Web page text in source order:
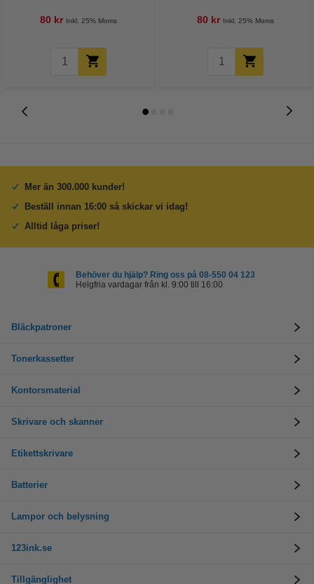
80 kr Inkl. 25% Moms 80 kr Inkl. 25% Moms
Mer än 300.000 kunder!
Beställ innan 16:00 så skickar vi idag!
Alltid låga priser!
Behöver du hjälp? Ring oss på 08-550 04 123
Helgfria vardagar från kl. 9:00 till 16:00
Bläckpatroner
Tonerkassetter
Kontorsmaterial
Skrivare och skanner
Etikettskrivare
Batterier
Lampor och belysning
123ink.se
Tillgänglighet